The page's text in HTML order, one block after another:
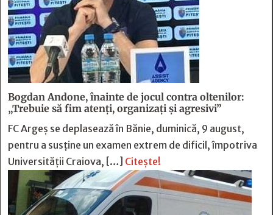
Bogdan Andone, înainte de jocul contra oltenilor:
„Trebuie să fim atenți, organizați și agresivi”
FC Argeș se deplasează în Bănie, duminică, 9 august,
pentru a susține un examen extrem de dificil, împotriva
Universității Craiova, […] Citește!